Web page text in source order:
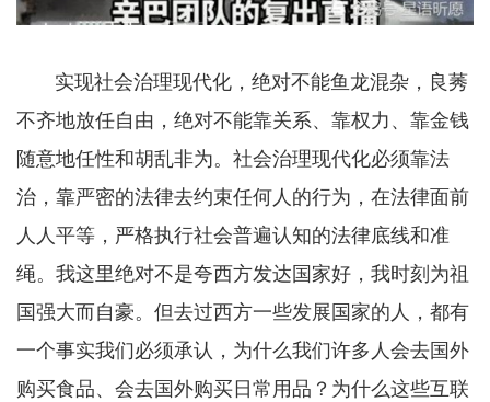
实现社会治理现代化，绝对不能鱼龙混杂，良莠
不齐地放任自由，绝对不能靠关系、靠权力、靠金钱
随意地任性和胡乱非为。社会治理现代化必须靠法
治，靠严密的法律去约束任何人的行为，在法律面前
人人平等，严格执行社会普遍认知的法律底线和准
绳。我这里绝对不是夸西方发达国家好，我时刻为祖
国强大而自豪。但去过西方一些发展国家的人，都有
一个事实我们必须承认，为什么我们许多人会去国外
购买食品、会去国外购买日常用品？为什么这些互联